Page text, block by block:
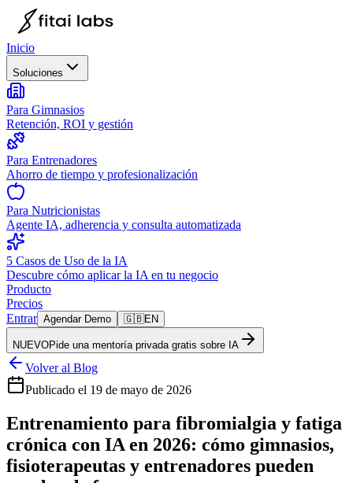
Inicio
Soluciones
Para Gimnasios
Retención, ROI y gestión
Para Entrenadores
Ahorro de tiempo y profesionalización
Para Nutricionistas
Agente IA, adherencia y consulta automatizada
5 Casos de Uso de la IA
Descubre cómo aplicar la IA en tu negocio
Producto
Precios
Entrar Agendar Demo 🇬🇧EN
NUEVOPide una mentoría privada gratis sobre IA
Volver al Blog
Publicado el 19 de mayo de 2026
Entrenamiento para fibromialgia y fatiga
crónica con IA en 2026: cómo gimnasios,
fisioterapeutas y entrenadores pueden